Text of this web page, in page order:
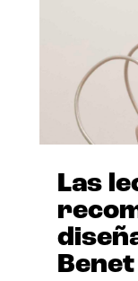
Las
Benet